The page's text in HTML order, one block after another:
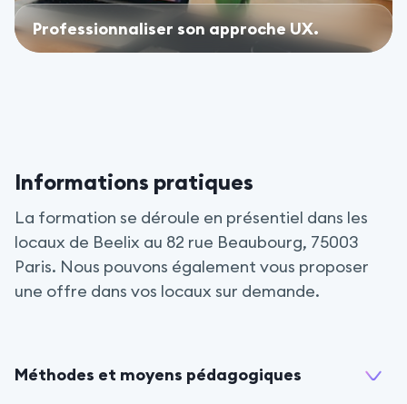
Professionnaliser son approche UX.
Informations pratiques
La formation se déroule en présentiel dans les
locaux de Beelix au 82 rue Beaubourg, 75003
Paris. Nous pouvons également vous proposer
une offre dans vos locaux sur demande.
Méthodes et moyens pédagogiques